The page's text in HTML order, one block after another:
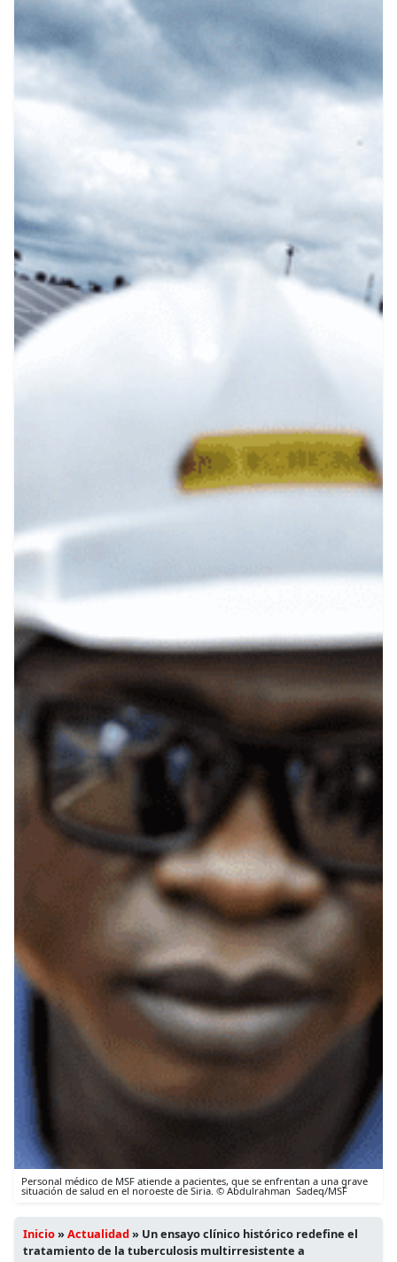
Personal médico de MSF atiende a pacientes, que se enfrentan a una grave
situación de salud en el noroeste de Siria. © Abdulrahman Sadeq/MSF
Inicio»Actualidad» Un ensayo clínico histórico redefine el
tratamiento de la tuberculosis multirresistente a